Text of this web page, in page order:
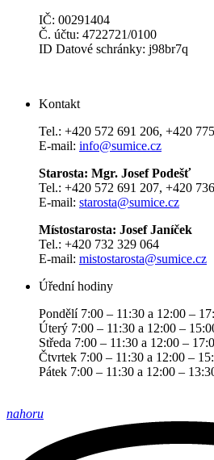
IČ: 00291404
Č. účtu: 4722721/0100
ID Datové schránky: j98br7q
Kontakt
Tel.: +420 572 691 206, +420
E-mail: info@sumice.cz
Starosta: Mgr. Josef Podešť
Tel.: +420 572 691 207, +420
E-mail: starosta@sumice.cz
Místostarosta: Josef Janíček
Tel.: +420 732 329 064
E-mail: mistostarosta@sumice.cz
Úřední hodiny
Pondělí 7:00 – 11:30 a 12:00 –
Úterý 7:00 – 11:30 a 12:00 –
Středa 7:00 – 11:30 a 12:00 –
Čtvrtek 7:00 – 11:30 a 12:00 –
Pátek 7:00 – 11:30 a 12:00 –
nahoru